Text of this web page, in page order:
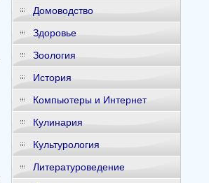
Домоводство
Здоровье
Зоология
История
Компьютеры и Интернет
Кулинария
Культурология
Литературоведение